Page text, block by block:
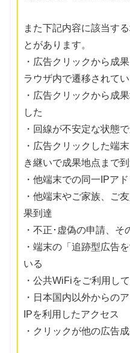
また下記内容に該当す
とがあります。
・広告クリックから成
ラウザ内で遷移されて
・広告クリックから成
した
・回線が不安定な状態
・広告クリックした端
き継いで成果地点まで
・他端末での同一IPア
・他端末やご家族、ご
果到達
・不正･虚偽の申請、そ
・端末の「追跡型広告
いる
・公共WiFiをご利用し
・日本国内以外からの
IPを利用したアクセス
・クリックが他の広告